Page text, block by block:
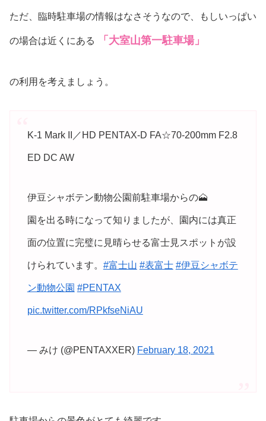
ただ、臨時駐車場の情報はなさそうなので、もしいっぱい
の場合は近くにある 「大室山第一駐車場」
の利用を考えましょう。
K-1 Mark II／HD PENTAX-D FA☆70-200mm F2.8
ED DC AW
伊豆シャボテン動物公園前駐車場からの🗻
園を出る時になって知りましたが、園内には真正
面の位置に完璧に見晴らせる富士見スポットが設
けられています。 #富士山 #表富士 #伊豆シャボテ
ン動物公園 #PENTAX
pic.twitter.com/RPkfseNiAU
— みけ (@PENTAXXER) February 18, 2021